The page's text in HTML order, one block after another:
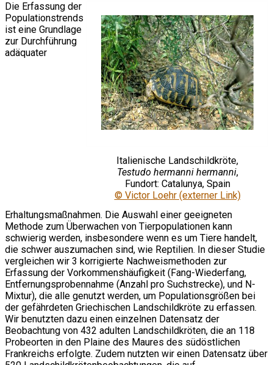
Italienische Landschildkröte,
Testudo hermanni hermanni,
Fundort: Catalunya, Spain
© Victor Loehr (externer Link)
Die Erfassung der
Populationstrends
ist eine Grundlage
zur Durchführung
adäquater
Erhaltungsmaßnahmen. Die Auswahl einer geeigneten
Methode zum Überwachen von Tierpopulationen kann
schwierig werden, insbesondere wenn es um Tiere handelt,
die schwer auszumachen sind, wie Reptilien. In dieser Studie
vergleichen wir 3 korrigierte Nachweismethoden zur
Erfassung der Vorkommenshäufigkeit (Fang-Wiederfang,
Entfernungsprobennahme (Anzahl pro Suchstrecke), und N-
Mixtur), die alle genutzt werden, um Populationsgrößen bei
der gefährdeten Griechischen Landschildkröte zu erfassen.
Wir benutzten dazu einen einzelnen Datensatz der
Beobachtung von 432 adulten Landschildkröten, die an 118
Probeorten in den Plaine des Maures des südöstlichen
Frankreichs erfolgte. Zudem nutzten wir einen Datensatz über